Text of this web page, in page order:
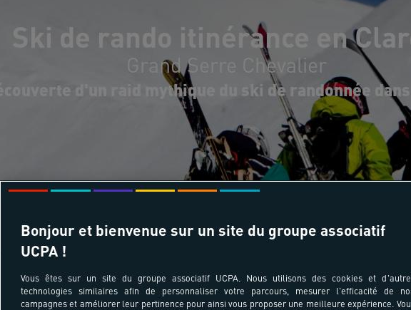
Ski de rando itinérance en
Grand Serre Chevalier
d'un raid mythique du ski de randonnée dans
Qui participe au séjour ? Choisissez votre ville de départ
Bonjour et bienvenue sur un site du groupe associatif
UCPA !
Vous êtes sur un site du groupe associatif UCPA. Nous utilisons des cookies et
technologies similaires afin de personnaliser votre parcours, mesurer l'efficacité de
campagnes et améliorer leur pertinence pour ainsi vous proposer une meilleure expérience.